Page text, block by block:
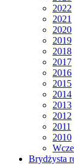
2022
2021
2020
2019
2018
2017
2016
2015
2014
2013
2012
2011
2010
Brydżysta